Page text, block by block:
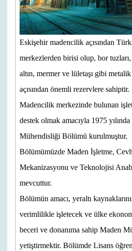
Eskişehir madencilik açısından
merkezlerden birisi olup, bor
altın, mermer ve lületaşı gibi
açısından önemli rezervlere
Madencilik merkezinde bulunan
destek olmak amacıyla 1975
Mühendisliği Bölümü kurulmuştur.
Bölümümüzde Maden İşletme,
Mekanizasyonu ve Teknolojisi
mevcuttur.
Bölümün amacı, yeraltı
verimlilikle işletecek ve ülke
beceri ve donanıma sahip Maden
yetiştirmektir. Bölümde Lisans